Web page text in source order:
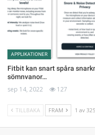
APPLIKATIONER
Fitbit kan snart spåra
sömnvanor…
sep 14, 2022 127
TILLBAKA FRAM 1 av 325